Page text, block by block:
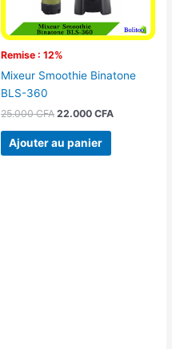
Remise : 12%
Mixeur Smoothie Binatone
BLS-360
25.000CFA 22.000 CFA
Ajouter au panier